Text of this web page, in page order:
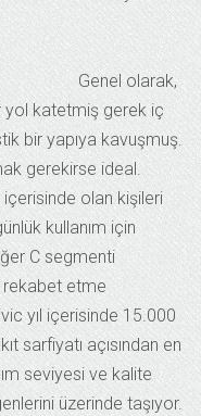
Genel olarak,
yol katetmiş gerek iç
bir yapıya kavuşmuş.
gerekirse ideal.
olan kişileri
kullanım için
C segmenti
rekabet etme
yıl içerisinde 15.000
sarfiyatı açısından en
seviyesi ve kalite
üzerinde taşıyor.